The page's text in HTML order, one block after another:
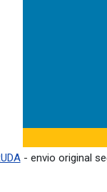
- envio original